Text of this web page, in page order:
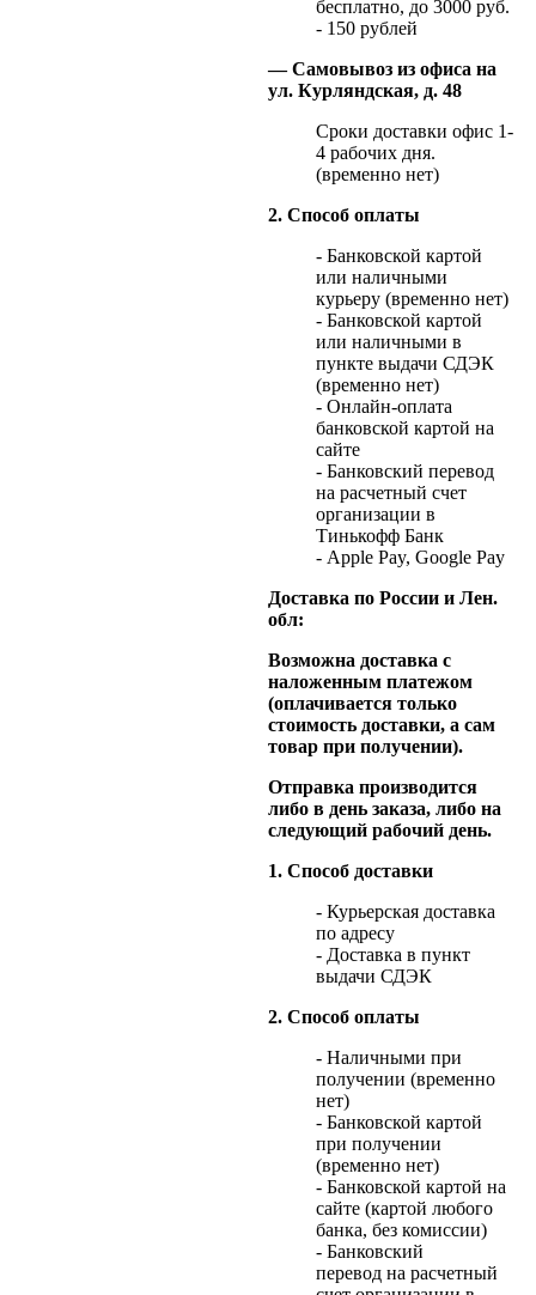
бесплатно, до 3000 руб.
- 150 рублей
— Самовывоз из офиса на
ул. Курляндская, д. 48
Сроки доставки офис 1-
4 рабочих дня.
(временно нет)
2. Способ оплаты
- Банковской картой
или наличными
курьеру (временно нет)
- Банковской картой
или наличными в
пункте выдачи СДЭК
(временно нет)
- Онлайн-оплата
банковской картой на
сайте
- Банковский перевод
на расчетный счет
организации в
Тинькофф Банк
- Apple Pay, Google Pay
Доставка по России и Лен.
обл:
Возможна доставка с
наложенным платежом
(оплачивается только
стоимость доставки, а сам
товар при получении).
Отправка производится
либо в день заказа, либо на
следующий рабочий день.
1. Способ доставки
- Курьерская доставка
по адресу
- Доставка в пункт
выдачи СДЭК
2. Способ оплаты
- Наличными при
получении (временно
нет)
- Банковской картой
при получении
(временно нет)
- Банковской картой на
сайте (картой любого
банка, без комиссии)
- Банковский
перевод на расчетный